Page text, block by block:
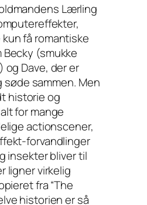
Lærling
få romantiske
(smukke
og Dave, der er
søde sammen. Men
historie og
for mange
actionscener,
forvandlinger
insekter bliver til
ligner virkelig
fra “The
historien er så